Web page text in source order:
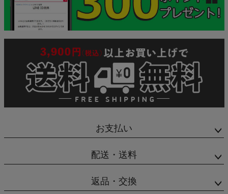
お支払い
配送・送料
返品・交換